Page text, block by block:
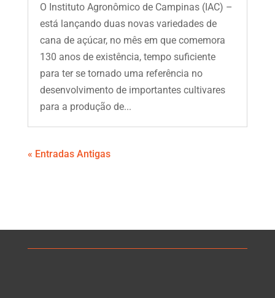
O Instituto Agronômico de Campinas (IAC) –
está lançando duas novas variedades de
cana de açúcar, no mês em que comemora
130 anos de existência, tempo suficiente
para ter se tornado uma referência no
desenvolvimento de importantes cultivares
para a produção de...
« Entradas Antigas